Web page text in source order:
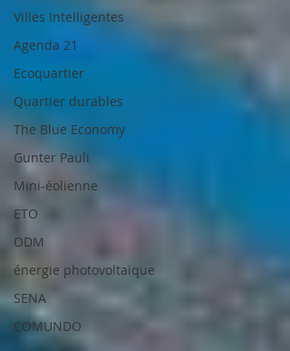
Villes Intelligentes
Agenda 21
Ecoquartier
Quartier durables
The Blue Economy
Gunter Pauli
Mini-éolienne
ETO
ODM
énergie photovoltaïque
SENA
COMUNDO